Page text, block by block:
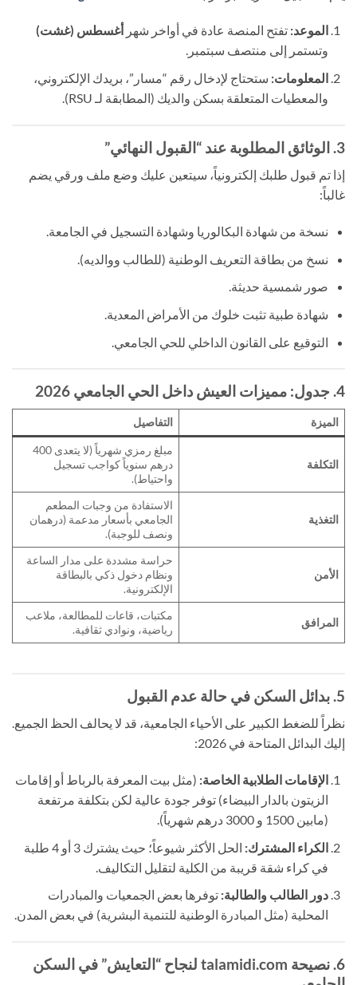
الموعد: تفتح المنصة عادة في أواخر شهر أغسطس (غشت)
وتستمر إلى منتصف سبتمبر.
المعلومات: ستحتاج لإدخال رقم “مسار”، بريدك الإلكتروني،
والمعطيات المتعلقة بسكن والديك (المطابقة لـ RSU).
3. الوثائق المطلوبة عند “القبول النهائي”
إذا تم قبول طلبك إلكترونياً، سيتعين عليك وضع ملف ورقي يضم
غالباً:
نسخة من شهادة البكالوريا وشهادة التسجيل في الجامعة.
نسخ من بطاقة التعريف الوطنية (للطالب ووالديه).
صور شمسية حديثة.
شهادة طبية تثبت خلوك من الأمراض المعدية.
التوقيع على القانون الداخلي للحي الجامعي.
4. جدول: مميزات العيش داخل الحي الجامعي 2026
الميزة التفاصيل
التكلفة
مبلغ رمزي شهرياً (لا يتعدى 400
درهم سنوياً كواجب تسجيل
واحتياط).
التغذية
الاستفادة من وجبات المطعم
الجامعي بأسعار مدعمة (درهمان
ونصف للوجبة).
الأمن
حراسة مشددة على مدار الساعة
ونظام دخول ذكي بالبطاقة
الإلكترونية.
المرافق
مكتبات، قاعات للمطالعة، ملاعب
رياضية، ونوادي ثقافية.
5. بدائل السكن في حالة عدم القبول
نظراً للضغط الكبير على الأحياء الجامعية، قد لا يحالف الحظ الجميع.
إليك البدائل المتاحة في 2026:
الإقامات الطلابية الخاصة: (مثل بيت المعرفة بالرباط أو إقامات
الزيتون بالدار البيضاء) توفر جودة عالية لكن بتكلفة مرتفعة
(مابين 1500 و 3000 درهم شهرياً).
الكراء المشترك:
الحل الأكثر شيوعاً؛ حيث يشترك 3 أو 4 طلبة
في كراء شقة قريبة من الكلية لتقليل التكاليف.
دور الطالب والطالبة: توفرها بعض الجمعيات والمبادرات
المحلية (مثل المبادرة الوطنية للتنمية البشرية) في بعض المدن.
6. نصيحة talamidi.com لنجاح “التعايش” في السكن